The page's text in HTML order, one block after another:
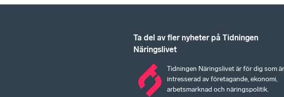
Ta del av fler nyheter på Tidningen
Näringslivet
Tidningen Näringslivet är för dig som är
intresserad av företagande, ekonomi,
arbetsmarknad och näringspolitik.